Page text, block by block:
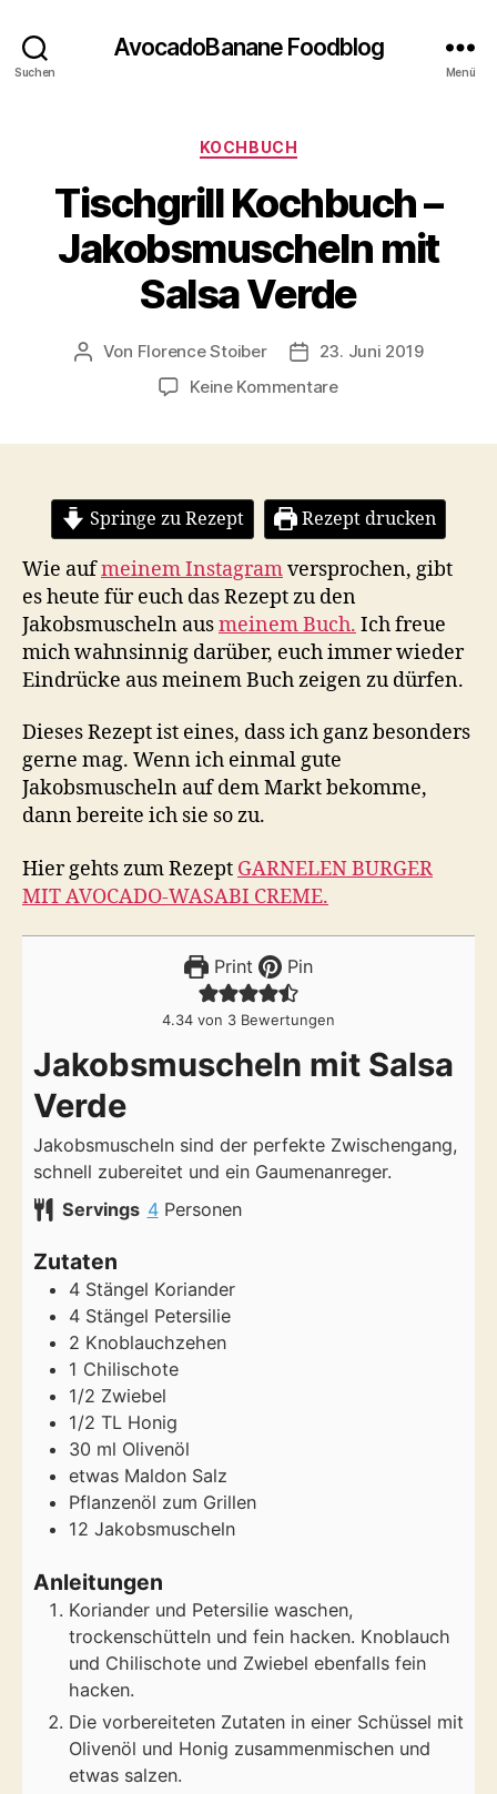
Suchen
AvocadoBanane Foodblog
Menü
Kategorien
KOCHBUCH
Tischgrill Kochbuch –
Jakobsmuscheln mit
Salsa Verde
Beitragsautor
Von Florence Stoiber Veröffentlichungsdatum
23. Juni 2019
Keine Kommentarezu
mit
Salsa
Verde
Springe zu Rezept Rezept drucken
Wie aufmeinem Instagramversprochen, gibt
es heute für euch das Rezept zu den
Jakobsmuscheln ausmeinem Buch. Ich freue
mich wahnsinnig darüber, euch immer wieder
Eindrücke aus meinem Buch zeigen zu dürfen.
Dieses Rezept ist eines, dass ich ganz besonders
gerne mag. Wenn ich einmal gute
Jakobsmuscheln auf dem Markt bekomme,
dann bereite ich sie so zu.
Hier gehts zum Rezept GARNELEN BURGER
MIT AVOCADO-WASABI CREME.
Print Pin
4.34 von 3 Bewertungen
Jakobsmuscheln mit Salsa
Verde
Jakobsmuscheln sind der perfekte Zwischengang,
schnell zubereitet und ein Gaumenanreger.
Servings 4 Personen
Zutaten
4 Stängel Koriander
4 Stängel Petersilie
2 Knoblauchzehen
1 Chilischote
1/2 Zwiebel
1/2 TL Honig
30 ml Olivenöl
etwas Maldon Salz
Pflanzenöl zum Grillen
12 Jakobsmuscheln
Anleitungen
Koriander und Petersilie waschen,
trockenschütteln und fein hacken. Knoblauch
und Chilischote und Zwiebel ebenfalls fein
hacken.
Die vorbereiteten Zutaten in einer Schüssel mit
Olivenöl und Honig zusammenmischen und
etwas salzen.